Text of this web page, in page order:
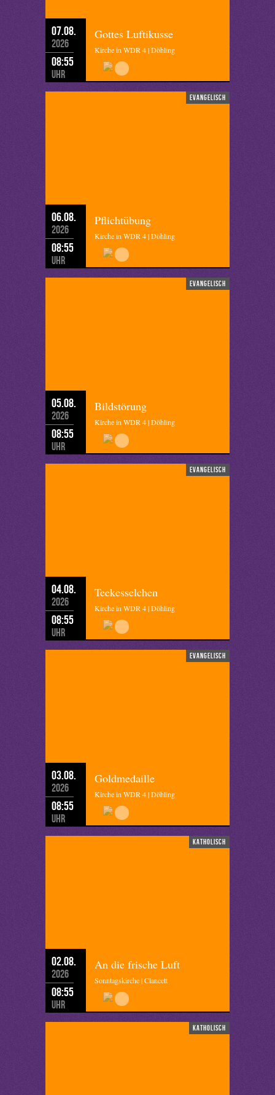
07.08.
2026
08:55
Uhr
Gottes Luftikusse
Kirche in WDR 4 | Döhling
evangelisch
06.08.
2026
08:55
Uhr
Pflichtübung
Kirche in WDR 4 | Döhling
evangelisch
05.08.
2026
08:55
Uhr
Bildstörung
Kirche in WDR 4 | Döhling
evangelisch
04.08.
2026
08:55
Uhr
Teekesselchen
Kirche in WDR 4 | Döhling
evangelisch
03.08.
2026
08:55
Uhr
Goldmedaille
Kirche in WDR 4 | Döhling
katholisch
02.08.
2026
08:55
Uhr
An die frische Luft
Sonntagskirche | Clancett
katholisch